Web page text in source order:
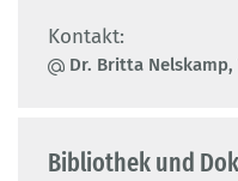
Kontakt:
Dr. Britta Nelskamp,
Bibliothek und